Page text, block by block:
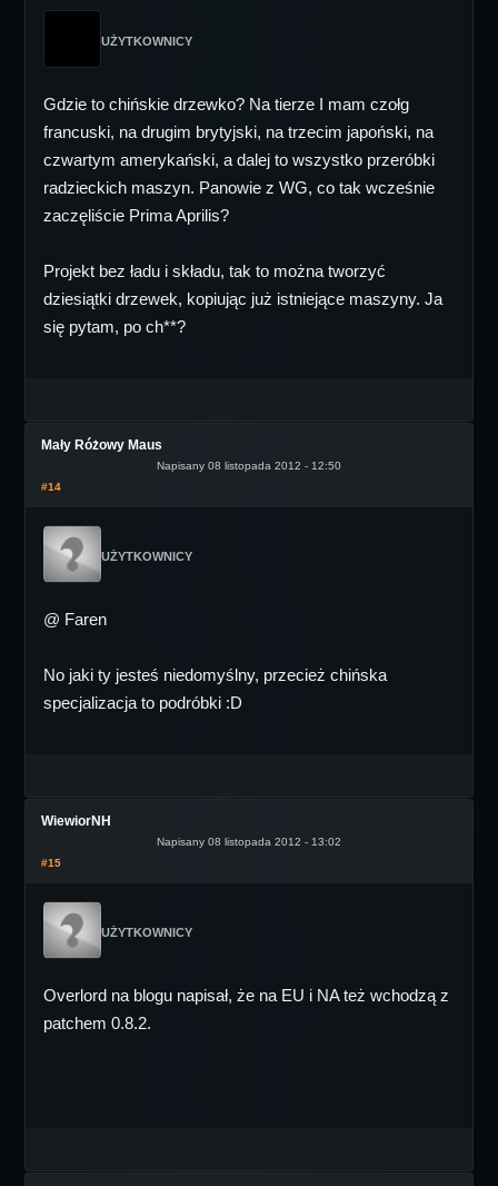
UŻYTKOWNICY
Gdzie to chińskie drzewko? Na tierze I mam czołg
francuski, na drugim brytyjski, na trzecim japoński, na
czwartym amerykański, a dalej to wszystko przeróbki
radzieckich maszyn. Panowie z WG, co tak wcześnie
zaczęliście Prima Aprilis?
Projekt bez ładu i składu, tak to można tworzyć
dziesiątki drzewek, kopiując już istniejące maszyny. Ja
się pytam, po ch**?
Mały Różowy Maus
Napisany 08 listopada 2012 - 12:50
#14
UŻYTKOWNICY
@ Faren
No jaki ty jesteś niedomyślny, przecież chińska
specjalizacja to podróbki :D
WiewiorNH
Napisany 08 listopada 2012 - 13:02
#15
UŻYTKOWNICY
Overlord na blogu napisał, że na EU i NA też wchodzą z
patchem 0.8.2.